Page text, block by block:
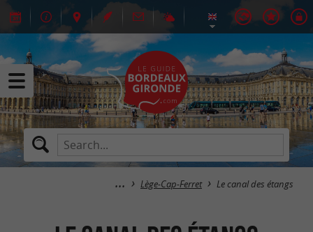
Lège-Cap-Ferret Le canal des étangs